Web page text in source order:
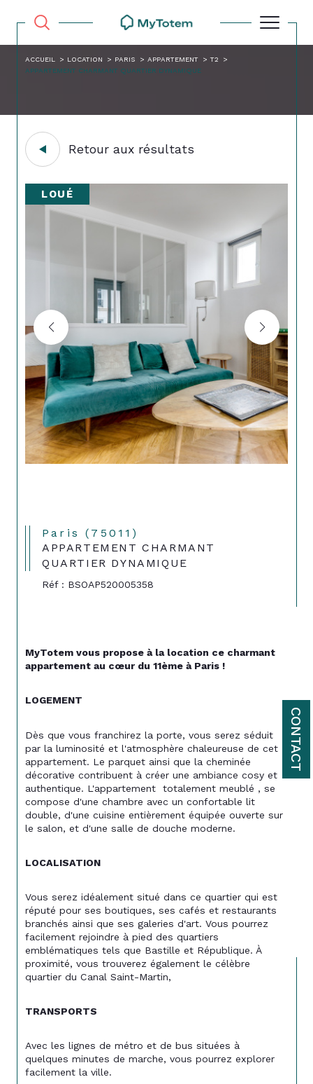
CONTACT
ACCUEIL LOCATION PARIS APPARTEMENT
T2
APPARTEMENT CHARMANT QUARTIER DYNAMIQUE
Retour aux résultats
LOUÉ
Paris (75011)
APPARTEMENT CHARMANT
QUARTIER DYNAMIQUE
Réf : BSOAP520005358
MyTotem vous propose à la location ce charmant
appartement au cœur du 11ème à Paris !
LOGEMENT
Dès que vous franchirez la porte, vous serez séduit
par la luminosité et l'atmosphère chaleureuse de cet
appartement. Le parquet ainsi que la cheminée
décorative contribuent à créer une ambiance cosy et
authentique. L'appartement  totalement meublé , se
compose d'une chambre avec un confortable lit
double, d'une cuisine entièrement équipée ouverte sur
le salon, et d'une salle de douche moderne.
LOCALISATION
Vous serez idéalement situé dans ce quartier qui est
réputé pour ses boutiques, ses cafés et restaurants
branchés ainsi que ses galeries d'art. Vous pourrez
facilement rejoindre à pied des quartiers
emblématiques tels que Bastille et République. À
proximité, vous trouverez également le célèbre
quartier du Canal Saint-Martin,
TRANSPORTS
Avec les lignes de métro et de bus situées à
quelques minutes de marche, vous pourrez explorer
facilement la ville.